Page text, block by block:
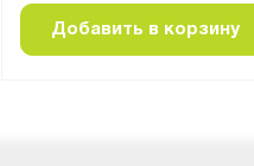
Добавить в корзину